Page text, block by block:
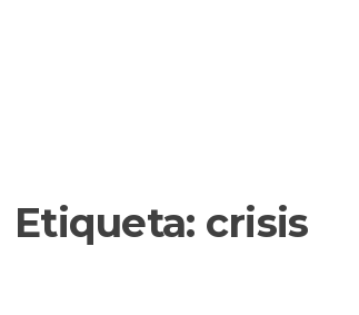
Etiqueta: crisis